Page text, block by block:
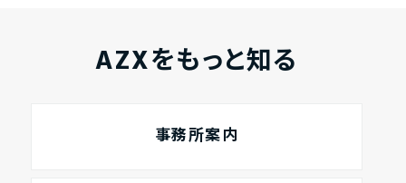
AZXをもっと知る
事務所案内